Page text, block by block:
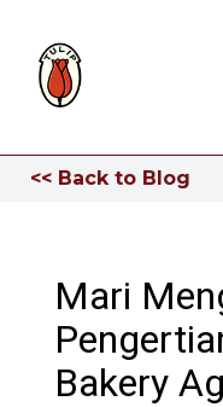
<< Back to Blog
Mari
Bakery